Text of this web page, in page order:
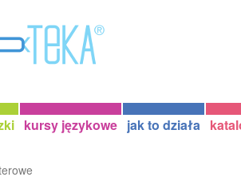
kursy językowe jak to działa